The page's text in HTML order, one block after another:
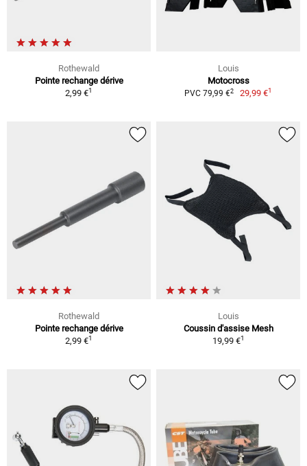
Rothewald
Pointe rechange dérive
2,99 €1
Louis
Motocross
PVC 79,99 €2 29,99 €1
Rothewald
Pointe rechange dérive
2,99 €1
Louis
Coussin d'assise Mesh
19,99 €1